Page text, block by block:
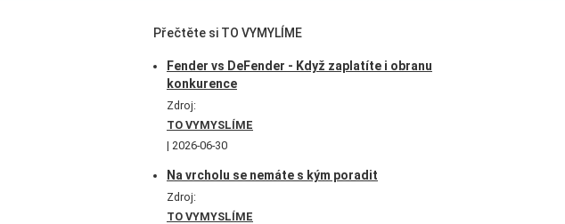
Přečtěte si TO VYMYLÍME
Fender vs DeFender - Když zaplatíte i obranu
konkurence
Zdroj:
TO VYMYSLÍME
2026-06-30
Na vrcholu se nemáte s kým poradit
Zdroj:
TO VYMYSLÍME